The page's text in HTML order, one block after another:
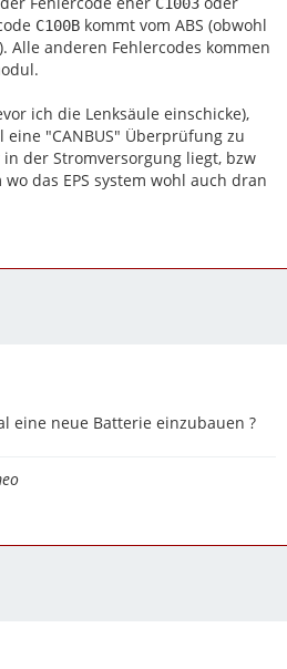
C1003
C100B kommt vom ABS (obwohl
Alle anderen Fehlercodes kommen
ich die Lenksäule einschicke),
"CANBUS" Überprüfung zu
der Stromversorgung liegt, bzw
das EPS system wohl auch dran
eine neue Batterie einzubauen ?